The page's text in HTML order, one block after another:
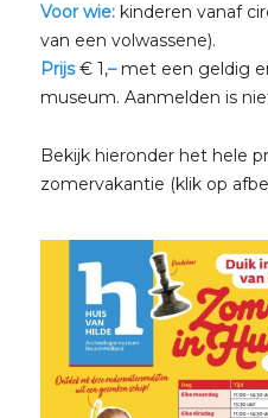
Voor wie:kinderen vanaf
van een volwassene).
Prijs€ 1,– met een geldig
museum. Aanmelden is
Bekijk hieronder het hele
zomervakantie (klik op